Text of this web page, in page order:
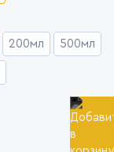
200мл 500мл